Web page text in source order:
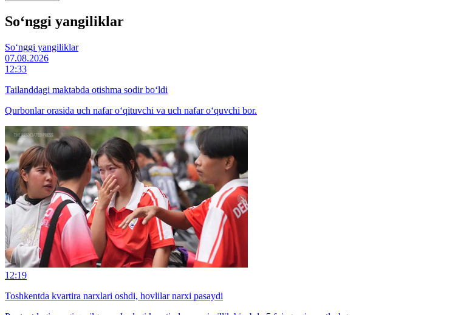
So‘nggi yangiliklar
So‘nggi yangiliklar
07.08.2026
12:33
Tailanddagi maktabda otishma sodir bo‘ldi
Qurbonlar orasida uch nafar o‘qituvchi va uch nafar o‘quvchi bor.
12:19
Toshkentda kvartira narxlari oshdi, hovlilar narxi pasaydi